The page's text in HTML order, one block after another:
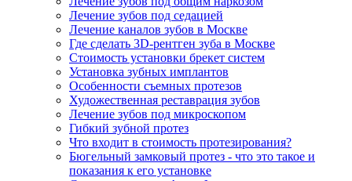
Лечение зубов под седацией
Лечение каналов зубов в Москве
Где сделать 3D-рентген зуба в Москве
Стоимость установки брекет систем
Установка зубных имплантов
Особенности съемных протезов
Художественная реставрация зубов
Лечение зубов под микроскопом
Гибкий зубной протез
Что входит в стоимость протезирования?
Бюгельный замковый протез - что это такое и
показания к его установке